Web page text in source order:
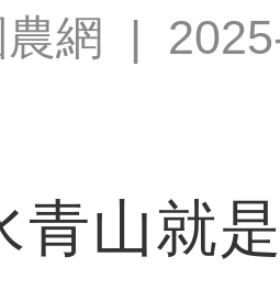
網 |
就是